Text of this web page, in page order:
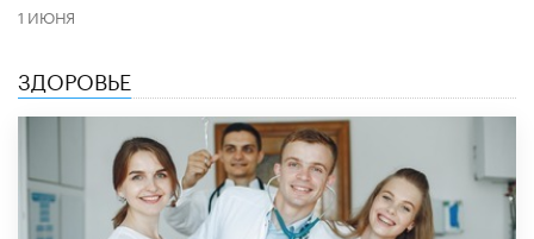
1 ИЮНЯ
ЗДОРОВЬЕ